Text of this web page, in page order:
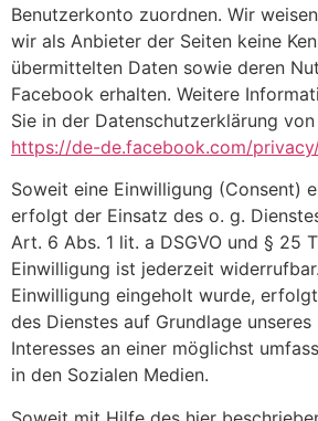
Benutzerkonto zuordnen. Wir
wir als Anbieter der Seiten keine
übermittelten Daten sowie deren
Facebook erhalten. Weitere
Sie in der Datenschutzerklärung
https://de-de.facebook.com/
Soweit eine Einwilligung (Consent)
erfolgt der Einsatz des o. g.
Art. 6 Abs. 1 lit. a DSGVO und § 25
Einwilligung ist jederzeit
Einwilligung eingeholt wurde,
des Dienstes auf Grundlage
Interesses an einer möglichst
in den Sozialen Medien.